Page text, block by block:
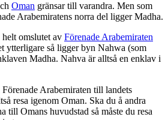
Oman gränsar till varandra. Men som
Arabemiratens norra del ligger Madha.
omslutet av Förenade Arabemiraten
ytterligare så ligger byn Nahwa (som
Madha. Nahva är alltså en enklav i
Arabemiraten till landets
resa igenom Oman. Ska du å andra
till Omans huvudstad så måste du resa